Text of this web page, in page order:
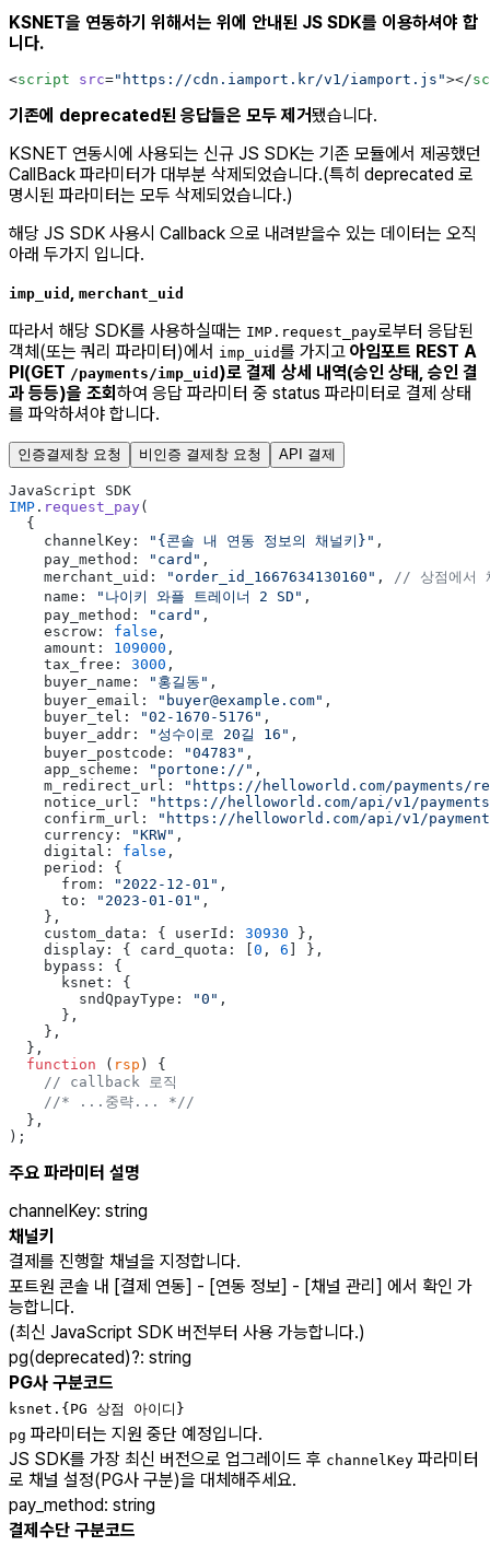
KSNET을 연동하기 위해서는 위에 안내된 JS SDK를 이용하셔야 합
니다.
<script src="https://cdn.iamport.kr/v1/iamport.js"></
기존에 deprecated된 응답들은 모두 제거됐습니다.
KSNET 연동시에 사용되는 신규 JS SDK는 기존 모듈에서 제공했던
CallBack 파라미터가 대부분 삭제되었습니다.(특히 deprecated 로
명시된 파라미터는 모두 삭제되었습니다.)
해당 JS SDK 사용시 Callback 으로 내려받을수 있는 데이터는 오직
아래 두가지 입니다.
imp_uid , merchant_uid
따라서 해당 SDK를 사용하실때는 IMP.request_pay로부터 응답된
객체(또는 쿼리 파라미터)에서 imp_uid를 가지고 아임포트 REST A
PI(GET /payments/imp_uid )로 결제 상세 내역(승인 상태, 승인 결
과 등등)을 조회 하여 응답 파라미터 중 status 파라미터로 결제 상태
를 파악하셔야 합니다.
인증결제창 요청 비인증 결제창 요청 API 결제
JavaScript SDK
IMP . request_pay(
  {
    channelKey:
"{콘솔 내 연동 정보의 채널키}" ,
    pay_method:
"card" ,
    merchant_uid:
"order_id_1667634130160" , // 상점에서
    name:
"나이키 와플 트레이너 2 SD" ,
    pay_method:
"card" ,
    escrow:
false ,
    amount:
109000 ,
    tax_free:
3000 ,
    buyer_name:
"홍길동" ,
    buyer_email:
"buyer@example.com" ,
    buyer_tel:
"02-1670-5176" ,
    buyer_addr:
"성수이로 20길 16" ,
    buyer_postcode:
"04783" ,
    app_scheme:
"portone://" ,
    m_redirect_url:
"https://helloworld.com/payments/
    notice_url:
"https://helloworld.com/api/v1/
    confirm_url:
"https://helloworld.com/api/v1/
    currency:
"KRW" ,
    digital:
false ,
    period: {
      from:
"2022-12-01" ,
      to:
"2023-01-01" ,
    },
    custom_data: { userId:
30930 },
    display: { card_quota: [
0 , 6 ] },
    bypass: {
      ksnet: {
        sndQpayType:
"0" ,
      },
    },
  },
  function
( rsp ) {
    // callback 로직
    //* ...중략... *//
  },
);
주요 파라미터 설명
channelKey: string
채널키
결제를 진행할 채널을 지정합니다.
포트원 콘솔 내 [결제 연동] - [연동 정보] - [채널 관리] 에서 확인 가
능합니다.
(최신 JavaScript SDK 버전부터 사용 가능합니다.)
pg(deprecated)?: string
PG사 구분코드
ksnet.{PG 상점 아이디}
pg 파라미터는 지원 중단 예정입니다.
JS SDK를 가장 최신 버전으로 업그레이드 후 channelKey 파라미터
로 채널 설정(PG사 구분)을 대체해주세요.
pay_method: string
결제수단 구분코드